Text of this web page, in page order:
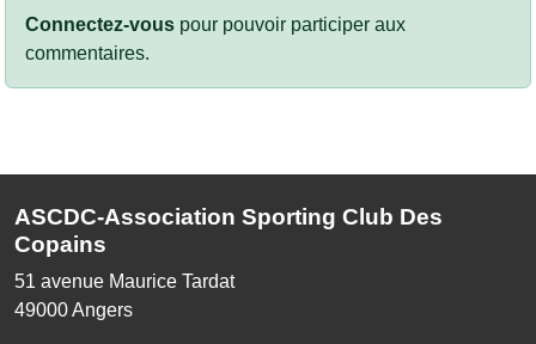
Connectez-vous pour pouvoir participer aux
commentaires.
ASCDC-Association Sporting Club Des
Copains
51 avenue Maurice Tardat
49000Angers